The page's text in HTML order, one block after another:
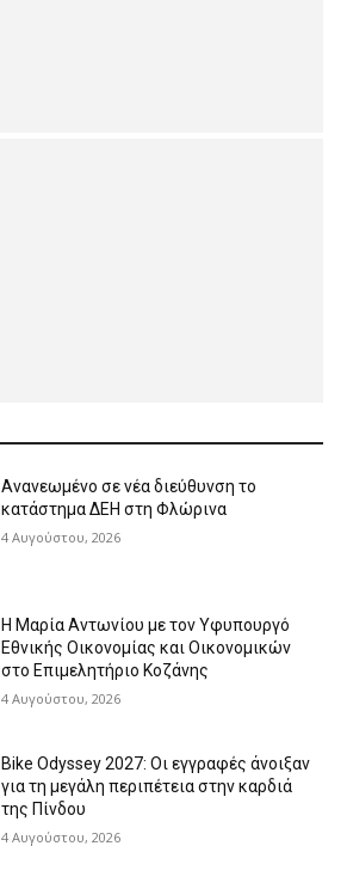
Ανανεωμένο σε νέα διεύθυνση το
κατάστημα ΔΕΗ στη Φλώρινα
4 Αυγούστου, 2026
Η Μαρία Αντωνίου με τον Υφυπουργό
Εθνικής Οικονομίας και Οικονομικών
στο Επιμελητήριο Κοζάνης
4 Αυγούστου, 2026
Bike Odyssey 2027: Οι εγγραφές άνοιξαν
για τη μεγάλη περιπέτεια στην καρδιά
της Πίνδου
4 Αυγούστου, 2026